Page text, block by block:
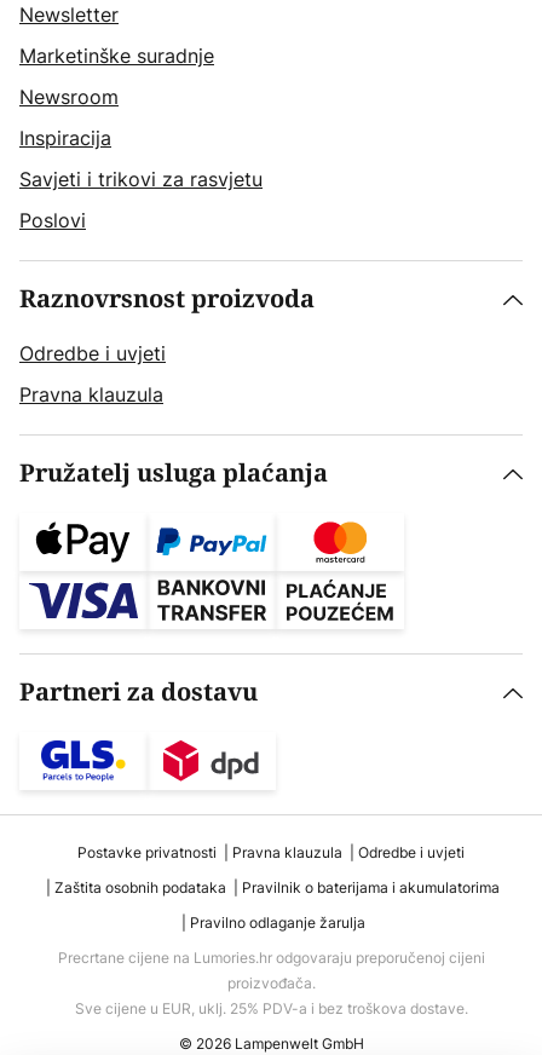
Newsletter
Marketinške suradnje
Newsroom
Inspiracija
Savjeti i trikovi za rasvjetu
Poslovi
Raznovrsnost proizvoda
Odredbe i uvjeti
Pravna klauzula
Pružatelj usluga plaćanja
Partneri za dostavu
Postavke privatnosti Pravna klauzula
Odredbe i uvjeti
Zaštita osobnih podataka
Pravilnik o baterijama i akumulatorima
Pravilno odlaganje žarulja
Precrtane cijene na Lumories.hr odgovaraju preporučenoj cijeni
proizvođača.
Sve cijene u EUR, uklj. 25% PDV-a i bez troškova dostave.
© 2026 Lampenwelt GmbH